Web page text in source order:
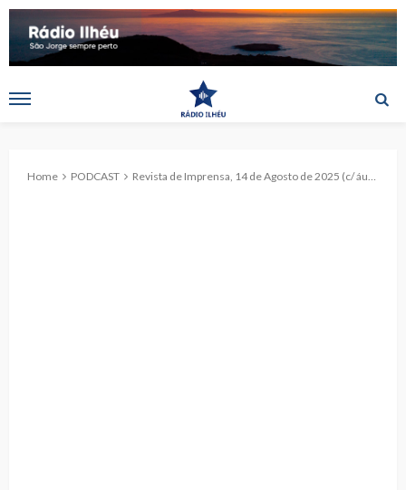
Home PODCAST Revista de Imprensa, 14 de Agosto de 2025 (c/ áudio)